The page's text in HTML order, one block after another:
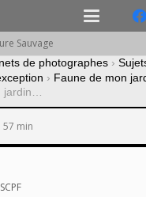
Sauvage
de photographes ›
› Faune de mon
jardin…
57 min